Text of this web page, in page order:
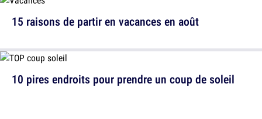
15 raisons de partir en vacances en août
10 pires endroits pour prendre un coup de soleil